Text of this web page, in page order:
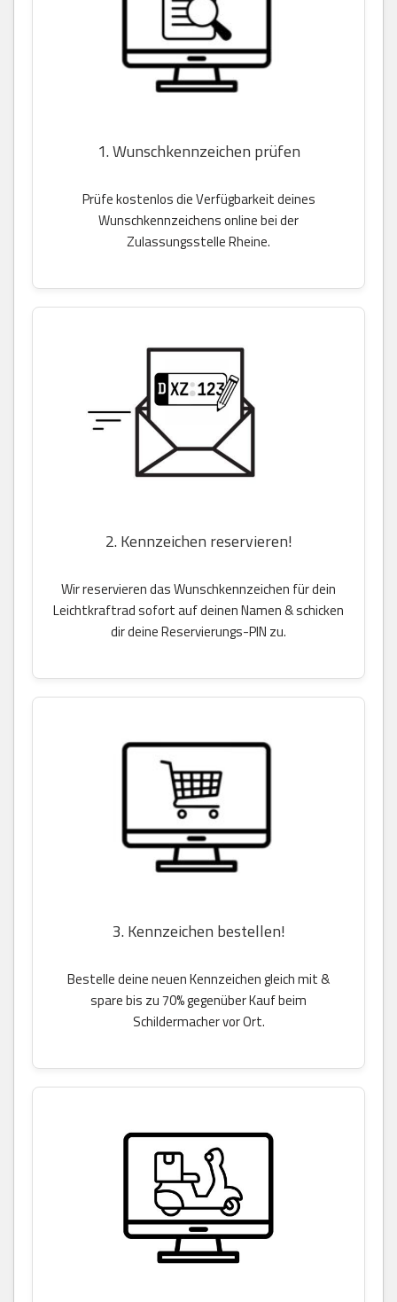
1. Wunschkennzeichen prüfen
Prüfe kostenlos die Verfügbarkeit deines
Wunschkennzeichens online bei der
Zulassungsstelle Rheine.
2. Kennzeichen reservieren!
Wir reservieren das Wunschkennzeichen für dein
Leichtkraftrad sofort auf deinen Namen & schicken
dir deine Reservierungs-PIN zu.
3. Kennzeichen bestellen!
Bestelle deine neuen Kennzeichen gleich mit &
spare bis zu 70% gegenüber Kauf beim
Schildermacher vor Ort.